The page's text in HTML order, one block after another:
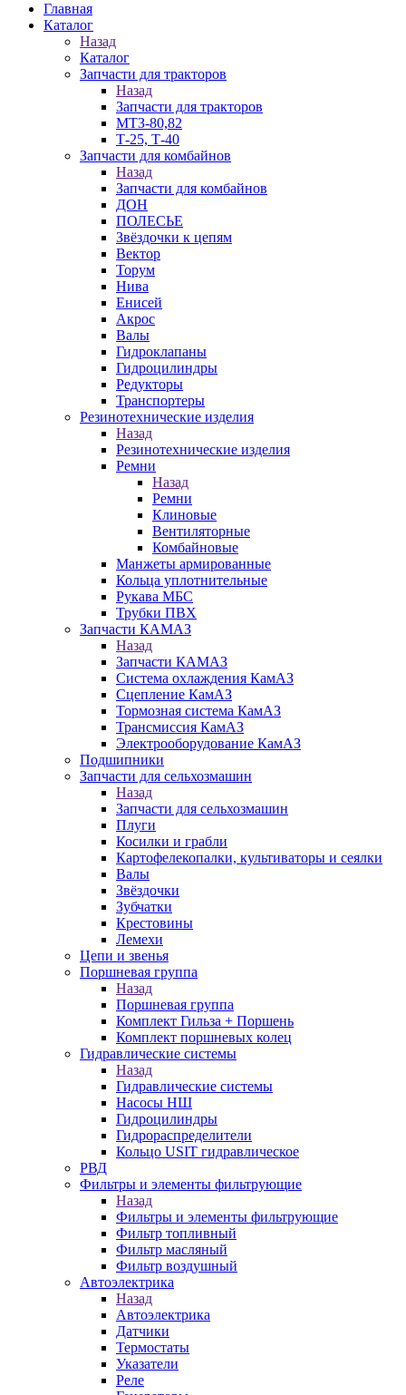
Главная
Каталог
Назад
Каталог
Запчасти для тракторов
Назад
Запчасти для тракторов
МТЗ-80,82
Т-25, Т-40
Запчасти для комбайнов
Назад
Запчасти для комбайнов
ДОН
ПОЛЕСЬЕ
Звёздочки к цепям
Вектор
Торум
Нива
Енисей
Акрос
Валы
Гидроклапаны
Гидроцилиндры
Редукторы
Транспортеры
Резинотехнические изделия
Назад
Резинотехнические изделия
Ремни
Назад
Ремни
Клиновые
Вентиляторные
Комбайновые
Манжеты армированные
Кольца уплотнительные
Рукава МБС
Трубки ПВХ
Запчасти КАМАЗ
Назад
Запчасти КАМАЗ
Система охлаждения КамАЗ
Сцепление КамАЗ
Тормозная система КамАЗ
Трансмиссия КамАЗ
Электрооборудование КамАЗ
Подшипники
Запчасти для сельхозмашин
Назад
Запчасти для сельхозмашин
Плуги
Косилки и грабли
Картофелекопалки, культиваторы и сеялки
Валы
Звёздочки
Зубчатки
Крестовины
Лемехи
Цепи и звенья
Поршневая группа
Назад
Поршневая группа
Комплект Гильза + Поршень
Комплект поршневых колец
Гидравлические системы
Назад
Гидравлические системы
Насосы НШ
Гидроцилиндры
Гидрораспределители
Кольцо USIT гидравлическое
РВД
Фильтры и элементы фильтрующие
Назад
Фильтры и элементы фильтрующие
Фильтр топливный
Фильтр масляный
Фильтр воздушный
Автоэлектрика
Назад
Автоэлектрика
Датчики
Термостаты
Указатели
Реле